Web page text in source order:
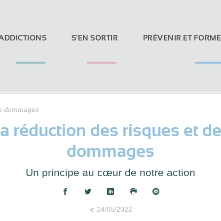
S'EN SORTIR PRÉVENIR ET
dommages
réduction des risques et
dommages
Un principe au cœur de notre action
Partager :
le 24/05/2022